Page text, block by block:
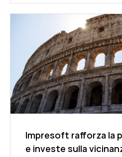
Impresoft rafforza la
e investe sulla